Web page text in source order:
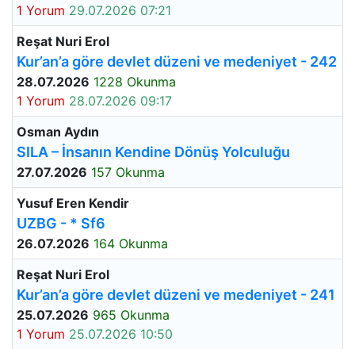
1 Yorum 29.07.2026 07:21
Reşat Nuri Erol
Kur’an’a göre devlet düzeni ve medeniyet - 242
28.07.2026 1228 Okunma
1 Yorum 28.07.2026 09:17
Osman Aydın
SILA – İnsanın Kendine Dönüş Yolculuğu
27.07.2026 157 Okunma
Yusuf Eren Kendir
UZBG - * Sf6
26.07.2026 164 Okunma
Reşat Nuri Erol
Kur’an’a göre devlet düzeni ve medeniyet - 241
25.07.2026 965 Okunma
1 Yorum 25.07.2026 10:50